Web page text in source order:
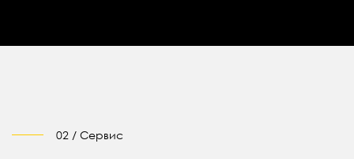
02 / Сервис